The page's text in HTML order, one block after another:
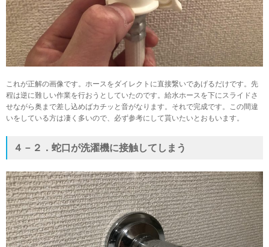
これが正解の画像です。ホースをダイレクトに直接繋いであげるだけです。先
程は逆に難しい作業を行おうとしていたのです。給水ホースを下にスライドさ
せながら奥まで差し込めばカチッと音がなります。それで完成です。この間違
いをしている方は凄く多いので、必ず参考にして貰いたいとおもいます。
４－２．蛇口が洗濯機に接触してしまう